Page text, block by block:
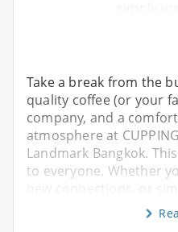
Take a break from the
quality coffee (or your
company, and a
atmosphere at
Landmark Bangkok.
to everyone. Whether